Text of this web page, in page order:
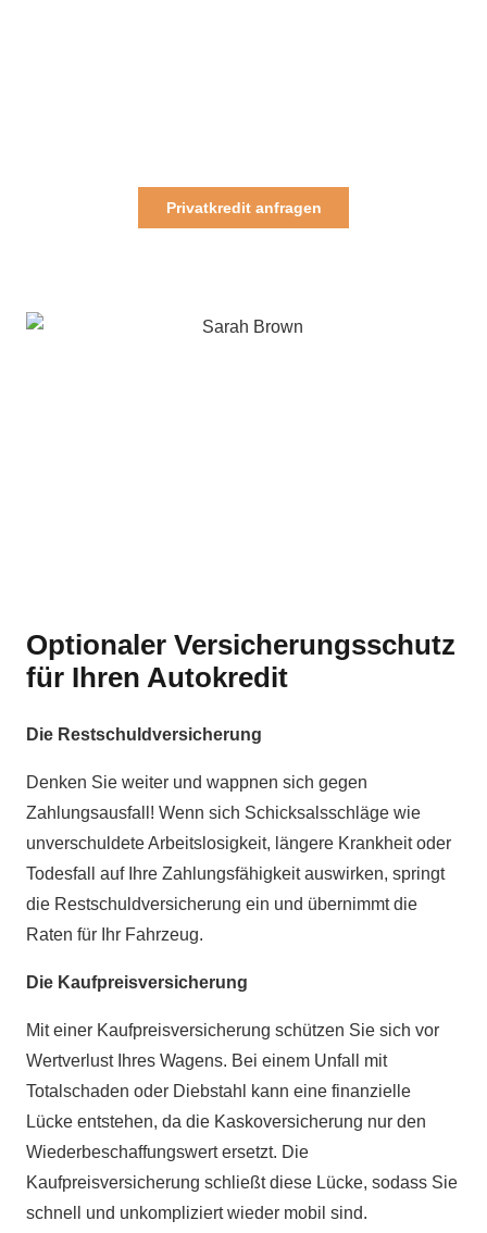
Privatkredit anfragen
Optionaler Versicherungsschutz
für Ihren Autokredit
Die Restschuldversicherung
Denken Sie weiter und wappnen sich gegen
Zahlungsausfall! Wenn sich Schicksalsschläge wie
unverschuldete Arbeitslosigkeit, längere Krankheit oder
Todesfall auf Ihre Zahlungsfähigkeit auswirken, springt
die Restschuldversicherung ein und übernimmt die
Raten für Ihr Fahrzeug.
Die Kaufpreisversicherung
Mit einer Kaufpreisversicherung schützen Sie sich vor
Wertverlust Ihres Wagens. Bei einem Unfall mit
Totalschaden oder Diebstahl kann eine finanzielle
Lücke entstehen, da die Kaskoversicherung nur den
Wiederbeschaffungswert ersetzt. Die
Kaufpreisversicherung schließt diese Lücke, sodass Sie
schnell und unkompliziert wieder mobil sind.